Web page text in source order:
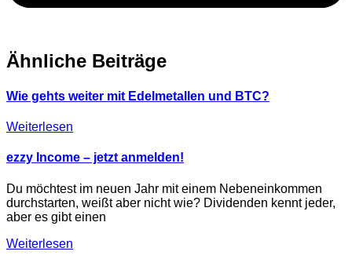
Ähnliche Beiträge
Wie gehts weiter mit Edelmetallen und BTC?
Weiterlesen
ezzy Income – jetzt anmelden!
Du möchtest im neuen Jahr mit einem Nebeneinkommen
durchstarten, weißt aber nicht wie? Dividenden kennt jeder,
aber es gibt einen
Weiterlesen